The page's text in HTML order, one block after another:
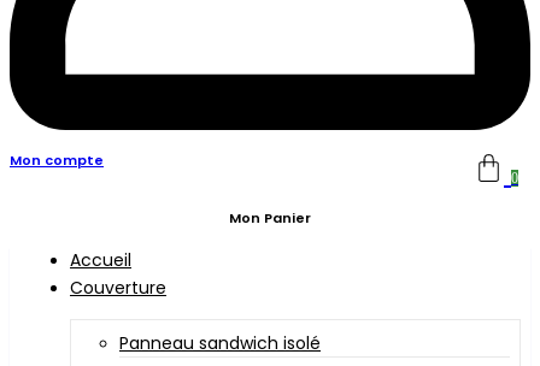
Mon compte
0
Mon Panier
Accueil
Couverture
Panneau sandwich isolé